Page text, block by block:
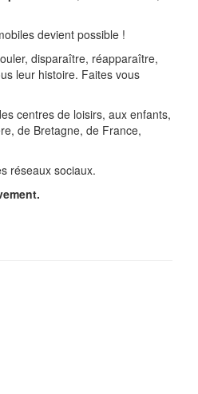
devient possible !
disparaître, réapparaître,
leur histoire. Faites vous
centres de loisirs, aux enfants,
de Bretagne, de France,
réseaux sociaux.